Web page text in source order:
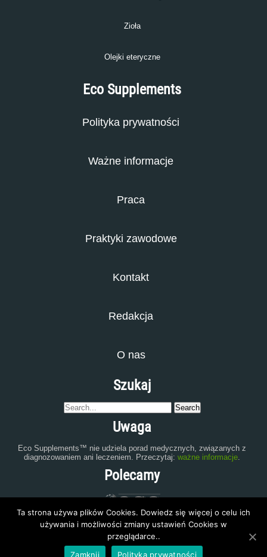
Zioła
Olejki eteryczne
Eco Supplements
Polityka prywatności
Ważne informacje
Praca
Praktyki zawodowe
Kontakt
Redakcja
O nas
Szukaj
Uwaga
Eco Supplements™ nie udziela porad medycznych, związanych z
diagnozowaniem ani leczeniem. Przeczytaj:ważne informacje.
Polecamy
Ta strona używa plików Cookies. Dowiedz się więcej o celu ich
używania i możliwości zmiany ustawień Cookies w
przeglądarce..
Zamknij
Polityka prywatności